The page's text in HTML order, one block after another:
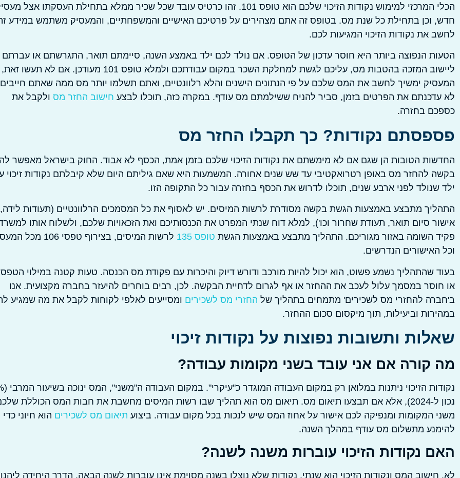
הכלי המרכזי למימוש נקודות הזיכוי שלכם הוא טופס 101. זהו כרטיס עובד שכל שכיר ממלא בתחילת העסקתו אצל
חדש, וכן בתחילת כל שנת מס. בטופס זה אתם מצהירים על פרטיכם האישיים והמשפחתיים, והמעסיק משתמש במידע
לחשב את נקודות הזיכוי המגיעות לכם.
הטעות הנפוצה ביותר היא חוסר עדכון של הטופס. אם נולד לכם ילד באמצע השנה, סיימתם תואר, התגרשתם או עברתם
ליישוב המזכה בהטבות מס, עליכם לגשת למחלקת השכר במקום עבודתכם ולמלא טופס 101 מעודכן. אם לא תעשו זאת,
המעסיק ימשיך לחשב את המס שלכם על פי הנתונים הישנים והלא רלוונטיים, ואתם תשלמו יותר מס ממה שאתם
לא עדכנתם את הפרטים בזמן, סביר להניח ששילמתם מס עודף. במקרה כזה, תוכלו לבצע חישוב החזר מס ולקבל את
כספכם בחזרה.
פספסתם נקודות? כך תקבלו החזר מס
החדשות הטובות הן שגם אם לא מימשתם את נקודות הזיכוי שלכם בזמן אמת, הכסף לא אבוד. החוק בישראל מאפשר
בקשה להחזר מס באופן רטרואקטיבי עד שש שנים אחורה. המשמעות היא שאם גיליתם היום שלא קיבלתם נקודות זיכוי
ילד שנולד לפני ארבע שנים, תוכלו לדרוש את הכסף בחזרה עבור כל התקופה הזו.
התהליך מתבצע באמצעות הגשת בקשה מסודרת לרשות המיסים. יש לאסוף את כל המסמכים הרלוונטיים (תעודות לידה,
אישור סיום תואר, תעודת שחרור וכו'), למלא דוח שנתי המפרט את הכנסותיכם ואת הזכאויות שלכם, ולשלוח אותו
פקיד השומה באזור מגוריכם. התהליך מתבצע באמצעות הגשת טופס 135
לרשות המיסים, בצירוף טפסי
וכל האישורים הנדרשים.
בעוד שהתהליך נשמע פשוט, הוא יכול להיות מורכב ודורש דיוק והיכרות עם פקודת מס הכנסה. טעות קטנה במילוי
או חוסר במסמך עלול לעכב את ההחזר או אף לגרום לדחיית הבקשה. לכן, רבים בוחרים להיעזר בחברה מקצועית. אנו
ב'חברה להחזרי מס לשכירים' מתמחים בתהליך של החזרי מס לשכירים ומסייעים לאלפי לקוחות לקבל את מה שמגיע
במהירות וביעילות, תוך מיקסום סכום ההחזר.
שאלות ותשובות נפוצות על נקודות זיכוי
מה קורה אם אני עובד בשני מקומות עבודה?
נקודות הזיכוי
נכון ל-2024), אלא אם תבצעו תיאום מס. תיאום מס הוא תהליך שבו רשות המיסים מחשבת את חבות המס הכוללת
משני המקומות ומנפיקה לכם אישור על אחוז המס שיש לנכות בכל מקום עבודה. ביצוע תיאום מס לשכירים הוא חיוני כדי
להימנע מתשלום מס עודף במהלך השנה.
האם נקודות הזיכוי עוברות משנה לשנה?
לא. חישוב המס ונקודות הזיכוי הוא שנתי. נקודות שלא נוצלו בשנה מסוימת אינן עוברות לשנה הבאה. הדרך היחידה